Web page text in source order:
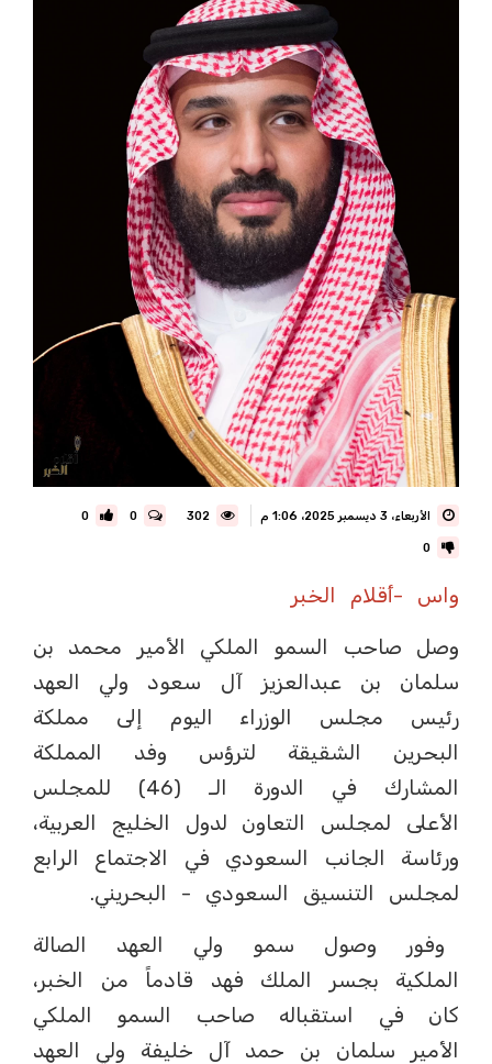
الأربعاء، 3 ديسمبر 2025، 1:06 م 0
0
0
واس -أقلام الخبر
وصل صاحب السمو الملكي الأمير محمد بن
سلمان بن عبدالعزيز آل سعود ولي العهد
رئيس مجلس الوزراء اليوم إلى مملكة
البحرين الشقيقة لترؤس وفد المملكة
المشارك في الدورة الـ (46) للمجلس
الأعلى لمجلس التعاون لدول الخليج العربية،
ورئاسة الجانب السعودي في الاجتماع الرابع
لمجلس التنسيق السعودي - البحريني.
وفور وصول سمو ولي العهد الصالة
الملكية بجسر الملك فهد قادماً من الخبر،
كان في استقباله صاحب السمو الملكي
الأمير سلمان بن حمد آل خليفة ولي العهد